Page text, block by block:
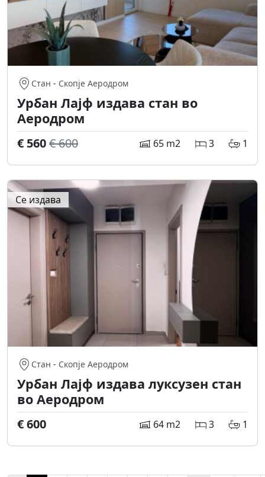
Стан - Скопје Аеродром
Урбан Лајф издава стан во
Аеродром
€ 560€ 600 65 m2 3 1
Се издава
Стан - Скопје Аеродром
Урбан Лајф издава луксузен стан
во Аеродром
€ 600 64 m2 3 1